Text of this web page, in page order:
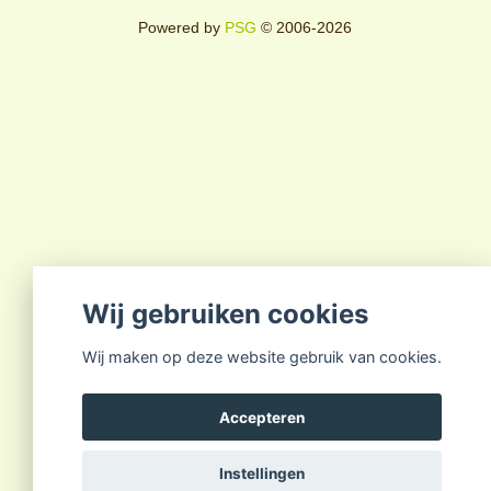
Powered by PSG © 2006-2026
Wij gebruiken cookies
Wij maken op deze website gebruik van cookies.
Accepteren
Instellingen